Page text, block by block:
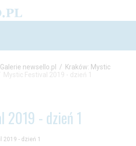
Galerie newsello.pl / Kraków: Mystic
Mystic Festival 2019 - dzień 1
2019 - dzień 1
2019 - dzień 1